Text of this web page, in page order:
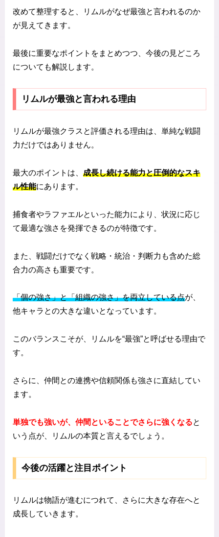
改めて整理すると、リムルがなぜ最強と言われるのか
が見えてきます。
最後に重要なポイントをまとめつつ、今後の見どころ
についても解説します。
リムルが最強と言われる理由
リムルが最強クラスと評価される理由は、単純な戦闘
力だけではありません。
最大のポイントは、 成長し続ける能力と圧倒的なスキ
ル性能にあります。
捕食者やラファエルといった能力により、状況に応じ
て最適な強さを発揮できるのが特徴です。
また、戦闘だけでなく戦略・統治・判断力も含めた総
合力の高さも重要です。
「個の強さ」と「組織の強さ」を両立している点が、
他キャラとの大きな違いとなっています。
このバランスこそが、リムルを“最強”と呼ばせる理由で
す。
さらに、仲間との連携や信頼関係も強さに直結してい
ます。
単独でも強いが、仲間といることでさらに強くなると
いう点が、リムルの本質と言えるでしょう。
今後の活躍と注目ポイント
リムルは物語が進むにつれて、さらに大きな存在へと
成長していきます。